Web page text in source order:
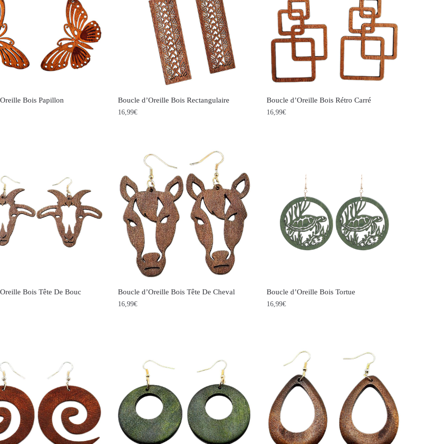
Bois Papillon Boucle d’Oreille Bois Rectangulaire
16,99€
Boucle d’Oreille Bois Rétro Carré
16,99€
Bois Tête De Bouc Boucle d’Oreille Bois Tête De Cheval
16,99€
Boucle d’Oreille Bois Tortue
16,99€
plusieurs
variations.
Les
options
peuvent
être